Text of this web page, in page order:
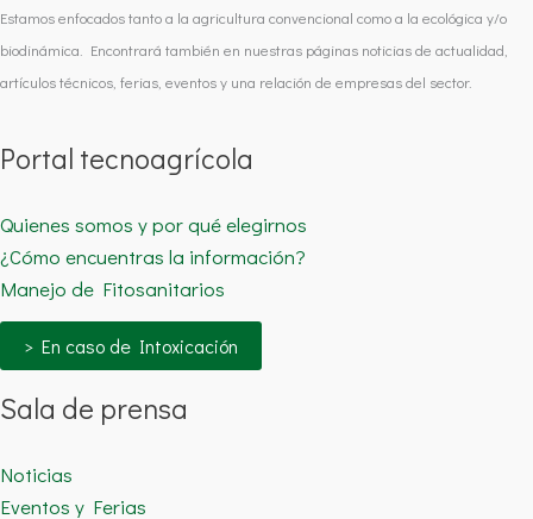
Estamos enfocados tanto a la agricultura convencional como a la ecológica y/o
biodinámica. Encontrará también en nuestras páginas noticias de actualidad,
artículos técnicos, ferias, eventos y una relación de empresas del sector.
Portal tecnoagrícola
Quienes somos y por qué elegirnos
¿Cómo encuentras la información?
Manejo de Fitosanitarios
> En caso de Intoxicación
Sala de prensa
Noticias
Eventos y Ferias